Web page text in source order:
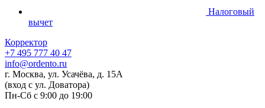
Налоговый
вычет
Корректор
+7 495 777 40 47
info@ordento.ru
г. Москва, ул. Усачёва, д. 15А
(вход с ул. Доватора)
Пн-Сб с 9:00 до 19:00